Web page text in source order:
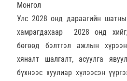
Монгол
Улс 2028 онд дараагийн
хамрагдахаар 2028 онд
бөгөөд бэлтгэл ажлын
хяналт шалгалт, асуулга
бүхнээс хуулиар хүлээсэн